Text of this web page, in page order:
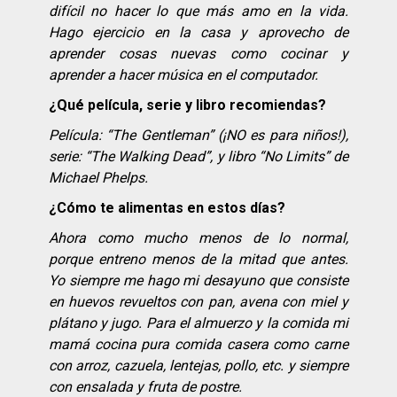
difícil no hacer lo que más amo en la vida.
Hago ejercicio en la casa y aprovecho de
aprender cosas nuevas como cocinar y
aprender a hacer música en el computador.
¿Qué película, serie y libro recomiendas?
Película: “The Gentleman” (¡NO es para niños!),
serie: “The Walking Dead”, y libro “No Limits” de
Michael Phelps.
¿Cómo te alimentas en estos días?
Ahora como mucho menos de lo normal,
porque entreno menos de la mitad que antes.
Yo siempre me hago mi desayuno que consiste
en huevos revueltos con pan, avena con miel y
plátano y jugo. Para el almuerzo y la comida mi
mamá cocina pura comida casera como carne
con arroz, cazuela, lentejas, pollo, etc. y siempre
con ensalada y fruta de postre.